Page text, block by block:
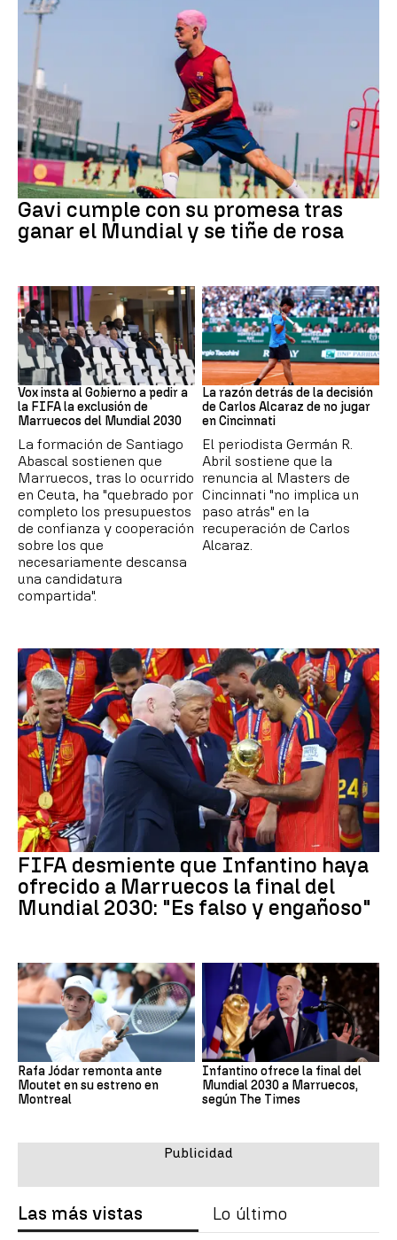
Fútbol
Gavi cumple con su promesa tras
ganar el Mundial y se tiñe de rosa
Mundial 2030
Vox insta al Gobierno a pedir a
la FIFA la exclusión de
Marruecos del Mundial 2030
La formación de Santiago
Abascal sostienen que
Marruecos, tras lo ocurrido
en Ceuta, ha "quebrado por
completo los presupuestos
de confianza y cooperación
sobre los que
necesariamente descansa
una candidatura
compartida".
Tenis
La razón detrás de la decisión
de Carlos Alcaraz de no jugar
en Cincinnati
El periodista Germán R.
Abril sostiene que la
renuncia al Masters de
Cincinnati "no implica un
paso atrás" en la
recuperación de Carlos
Alcaraz.
FIFA desmiente que Infantino haya
ofrecido a Marruecos la final del
Mundial 2030: "Es falso y engañoso"
Rafa Jódar remonta ante
Moutet en su estreno en
Montreal
Infantino ofrece la final del
Mundial 2030 a Marruecos,
según The Times
Las más vistas Lo último